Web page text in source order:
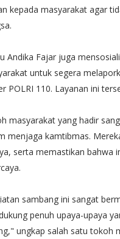
kepada masyarakat agar
Andika Fajar juga
untuk segera
POLRI 110. Layanan ini
masyarakat yang hadir
menjaga kamtibmas.
serta memastikan bahwa
sambang ini sangat
penuh upaya-upaya
ungkap salah satu tokoh